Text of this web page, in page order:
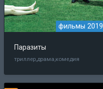
фильмы 2019
Паразиты
триллер,драма,комедия